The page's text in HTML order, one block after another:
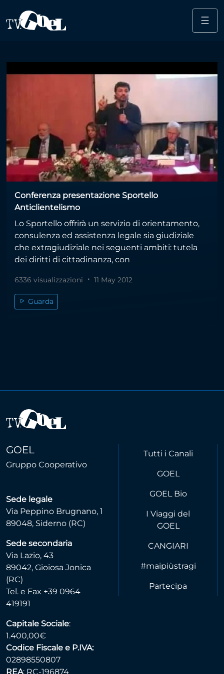
☰
gioiosa
Conferenza presentazione Sportello
Anticlientelismo
Lo Sportello offrirà un servizio di orientamento,
consulenza ed assistenza legale sia giudiziale
che extragiudiziale nei seguenti ambiti: tutela
dei diritti di cittadinanza, con
6336 visualizzazioni 11 May 2012
Guarda
GOEL
Gruppo Cooperativo
Sede legale
Via Peppino Brugnano, 1
89048, Siderno (RC)
Sede secondaria
Via Lazio, 43
89042, Gioiosa Jonica
(RC)
Tel. e Fax +39 0964
419191
Capitale Sociale:
1.400,00€
Codice Fiscale e P.IVA:
02898550807
REA: RC-196874
Tutti i Canali
GOEL
GOEL Bio
I Viaggi del
GOEL
CANGIARI
#maipiùstragi
Partecipa